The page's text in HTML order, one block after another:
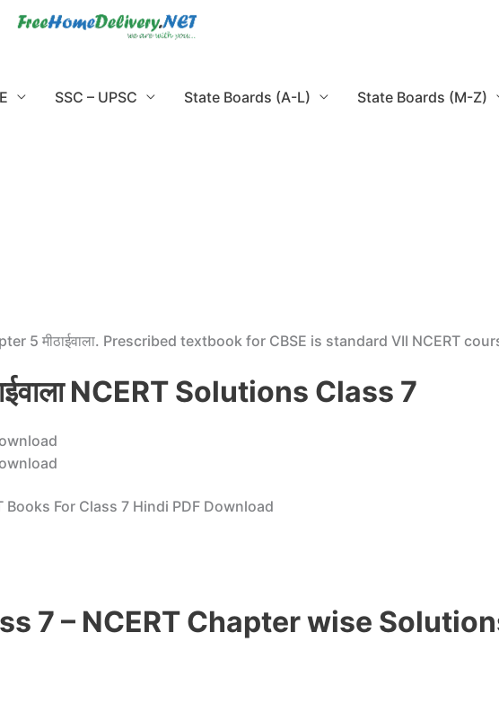
SSC – UPSC State Boards (A-L) State Boards (M-Z)
5 मीठाईवाला. Prescribed textbook for CBSE is standard VII NCERT
NCERT Solutions Class 7
Books For Class 7 Hindi PDF Download
7 – NCERT Chapter wise